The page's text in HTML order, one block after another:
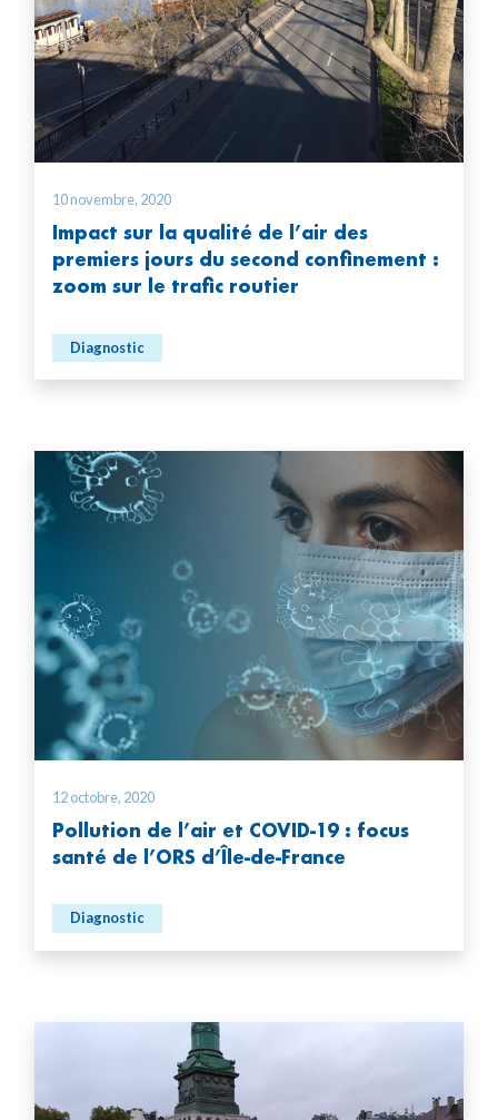
10 novembre, 2020
Impact sur la qualité de l’air des
premiers jours du second confinement :
zoom sur le trafic routier
Diagnostic
12 octobre, 2020
Pollution de l’air et COVID-19 : focus
santé de l’ORS d’Île-de-France
Diagnostic